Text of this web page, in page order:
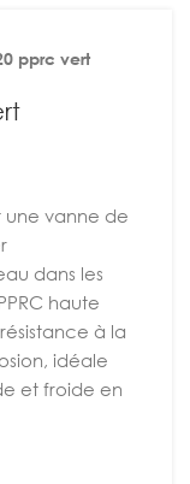
pprc vert
une vanne de
dans les
haute
à la
idéale
et froide en